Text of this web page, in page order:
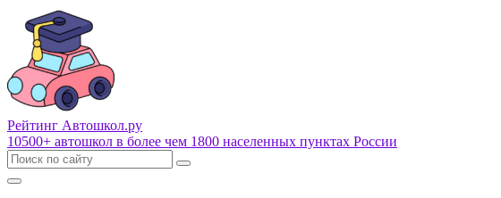
Рейтинг Автошкол.ру
10500+ автошкол в более чем 1800 населенных пунктах России